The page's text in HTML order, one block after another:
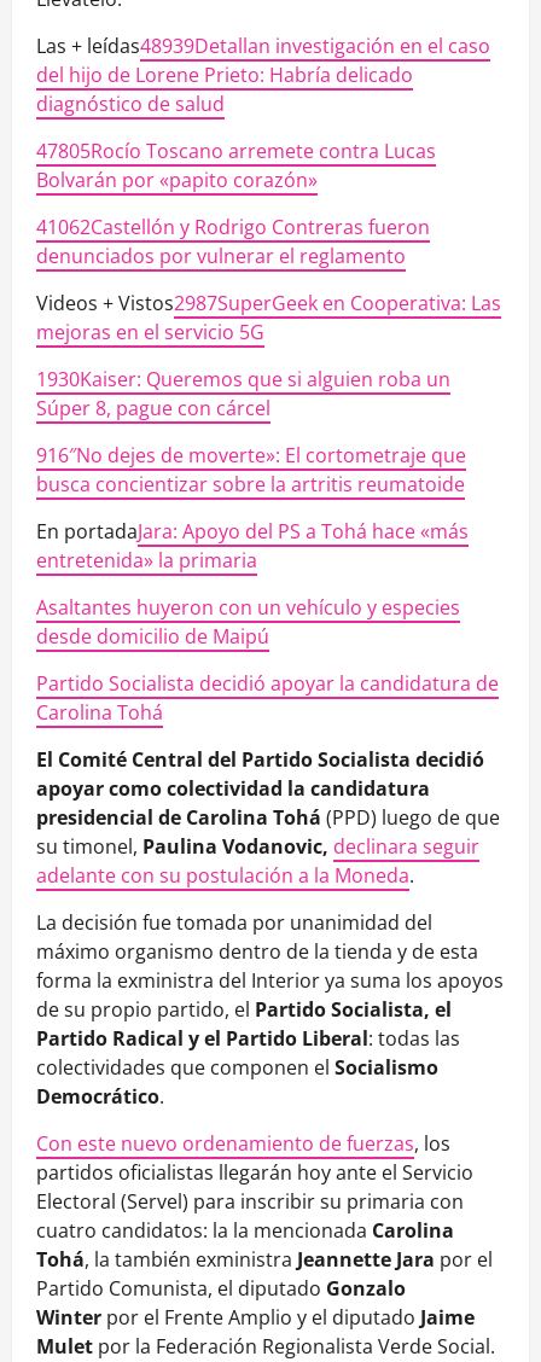
Las + leídas48939Detallan investigación en el caso
del hijo de Lorene Prieto: Habría delicado
diagnóstico de salud
47805Rocío Toscano arremete contra Lucas
Bolvarán por «papito corazón»
41062Castellón y Rodrigo Contreras fueron
denunciados por vulnerar el reglamento
Videos + Vistos2987SuperGeek en Cooperativa: Las
mejoras en el servicio 5G
1930Kaiser: Queremos que si alguien roba un
Súper 8, pague con cárcel
916″No dejes de moverte»: El cortometraje que
busca concientizar sobre la artritis reumatoide
En portadaJara: Apoyo del PS a Tohá hace «más
entretenida» la primaria
Asaltantes huyeron con un vehículo y especies
desde domicilio de Maipú
Partido Socialista decidió apoyar la candidatura de
Carolina Tohá
El Comité Central del Partido Socialista decidió
apoyar como colectividad la candidatura
presidencial de Carolina Tohá (PPD) luego de que
su timonel, Paulina Vodanovic, declinara seguir
adelante con su postulación a la Moneda.
La decisión fue tomada por unanimidad del
máximo organismo dentro de la tienda y de esta
forma la exministra del Interior ya suma los apoyos
de su propio partido, el Partido Socialista, el
Partido Radical y el Partido Liberal: todas las
colectividades que componen el Socialismo
Democrático.
Con este nuevo ordenamiento de fuerzas, los
partidos oficialistas llegarán hoy ante el Servicio
Electoral (Servel) para inscribir su primaria con
cuatro candidatos: la la mencionada Carolina
Tohá, la también exministra Jeannette Jara por el
Partido Comunista, el diputado Gonzalo
Winter por el Frente Amplio y el diputado Jaime
Mulet por la Federación Regionalista Verde Social.